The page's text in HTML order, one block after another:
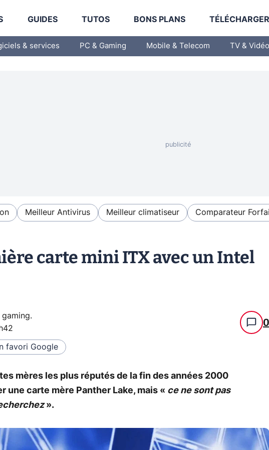
GUIDES TUTOS BONS PLANS
& services PC & Gaming Mobile & Telecom TV & Vidéo
Meilleur Antivirus Meilleur climatiseur Comparateur
carte mini ITX avec un Intel
.
0
favori Google
mères les plus réputés de la fin des années 2000
une carte mère Panther Lake, mais « ce ne sont pas
».